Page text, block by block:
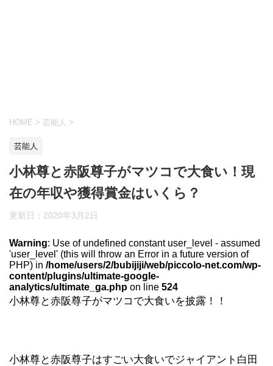
HOME > 芸能人 >
芸能人
小林尊と赤阪尊子がマツコで大食い！現
在の年収や獲得賞金はいくら？
更新日： 2020年3月2日
Warning: Use of undefined constant user_level - assumed
'user_level' (this will throw an Error in a future version of
PHP) in /home/users/2/bubijiji/web/piccolo-net.com/wp-
content/plugins/ultimate-google-
analytics/ultimate_ga.php on line 524
小林尊と赤阪尊子がマツコで大食いを披露！！
小林尊と赤阪尊子はすごい大食いでジャイアント白田